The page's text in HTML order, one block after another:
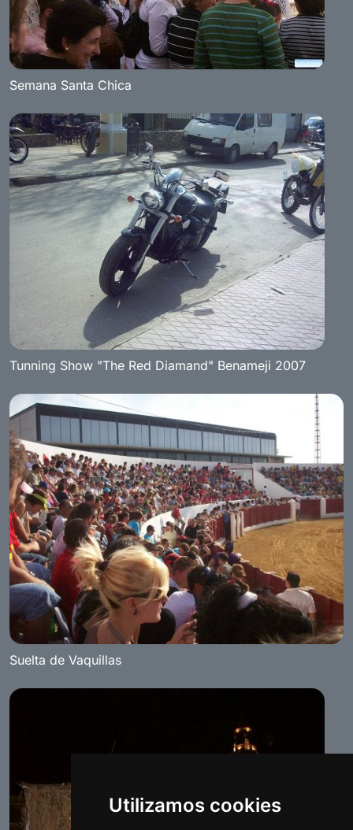
Utilizamos cookies
Semana Santa Chica
Tunning Show "The Red Diamand" Benameji 2007
Suelta de Vaquillas